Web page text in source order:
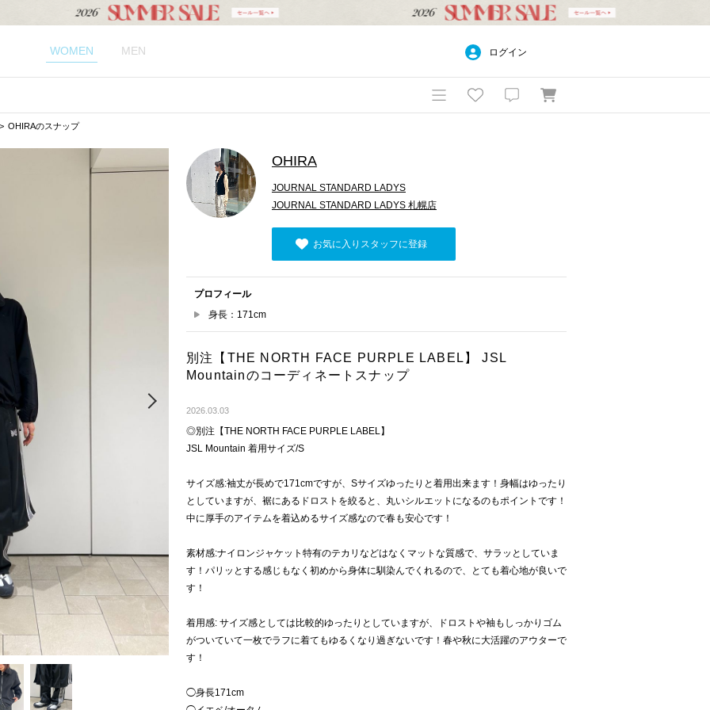
WOMEN MEN ログイン
OHIRAのスナップ
OHIRA
JOURNAL STANDARD LADYS
JOURNAL STANDARD LADYS 札幌店
お気に入りスタッフに登録
プロフィール
身長：171cm
別注【THE NORTH FACE PURPLE LABEL】 JSL
Mountainのコーディネートスナップ
2026.03.03
◎別注【THE NORTH FACE PURPLE LABEL】
JSL Mountain 着用サイズ/S
サイズ感:袖丈が長めで171cmですが、Sサイズゆったりと着用出来ます！身幅はゆったり
としていますが、裾にあるドロストを絞ると、丸いシルエットになるのもポイントです！
中に厚手のアイテムを着込めるサイズ感なので春も安心です！
素材感:ナイロンジャケット特有のテカリなどはなくマットな質感で、サラッとしていま
す！パリッとする感じもなく初めから身体に馴染んでくれるので、とても着心地が良いで
す！
着用感: サイズ感としては比較的ゆったりとしていますが、ドロストや袖もしっかりゴム
がついていて一枚でラフに着てもゆるくなり過ぎないです！春や秋に大活躍のアウターで
す！
◯身長171cm